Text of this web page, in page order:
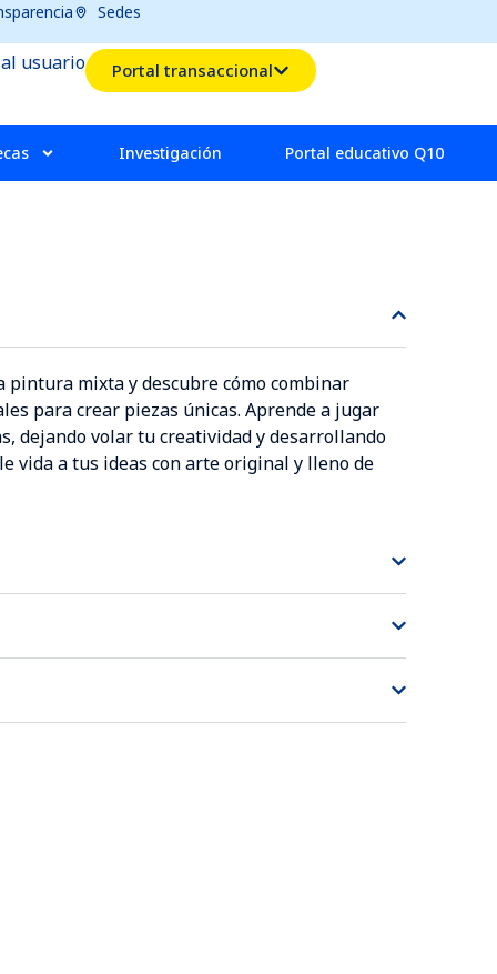
Sedes
usuario Portal transaccional
Investigación Portal educativo Q10
pintura mixta y descubre cómo combinar
para crear piezas únicas. Aprende a jugar
dejando volar tu creatividad y desarrollando
vida a tus ideas con arte original y lleno de